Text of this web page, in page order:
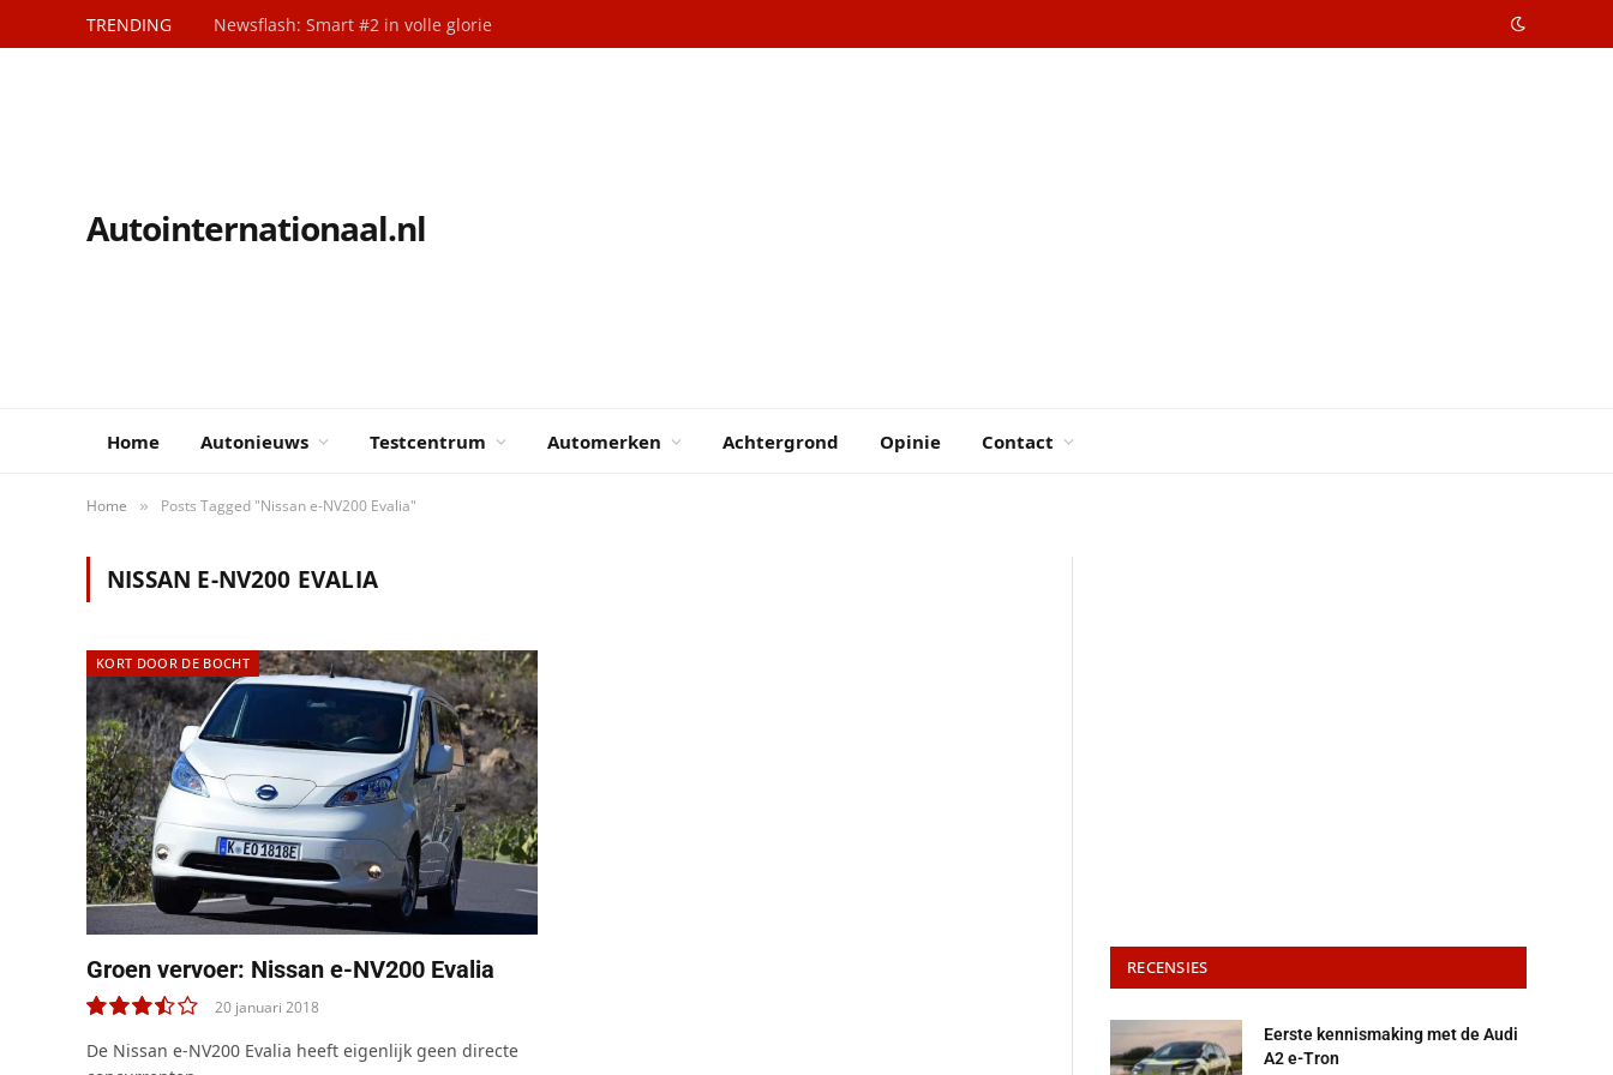
TRENDING Newsflash: Smart #2 in volle glorie
Autointernationaal.nl
Home Autonieuws Testcentrum Automerken Achtergrond Opinie Contact
Home » Posts Tagged "Nissan e-NV200 Evalia"
NISSAN E-NV200 EVALIA
KORT DOOR DE BOCHT
Groen vervoer: Nissan e-NV200 Evalia
7.0
20 januari 2018
De Nissan e-NV200 Evalia heeft eigenlijk geen directe
RECENSIES
Eerste kennismaking met de Audi
A2 e-Tron